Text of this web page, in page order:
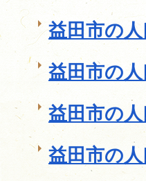
益田市の
益田市の
益田市の
益田市の